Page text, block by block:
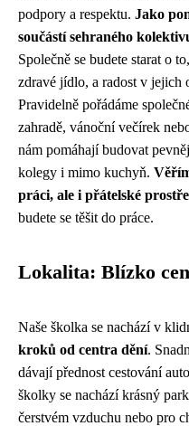
podpory a respektu. Jako
součástí sehraného
Společně se budete starat o
zdravé jídlo, a radost v jejich
Pravidelně pořádáme
zahradě, vánoční večírek
nám pomáhají budovat
kolegy i mimo kuchyň.
práci, ale i přátelské
budete se těšit do práce.
Lokalita: Blízko
Naše školka se nachází v
kroků od centra dění.
dávají přednost cestování
školky se nachází krásný
čerstvém vzduchu nebo pro